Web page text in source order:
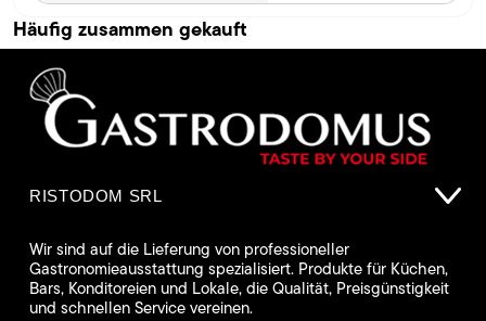
Häufig zusammen gekauft
RISTODOM SRL
Wir sind auf die Lieferung von professioneller
Gastronomieausstattung spezialisiert. Produkte für Küchen,
Bars, Konditoreien und Lokale, die Qualität, Preisgünstigkeit
und schnellen Service vereinen.